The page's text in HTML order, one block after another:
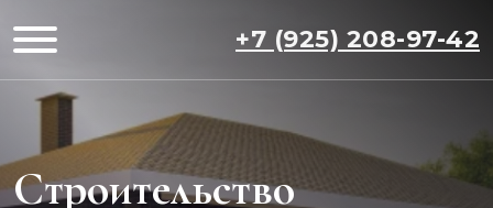
+7 (925) 208-97-42
Строительство